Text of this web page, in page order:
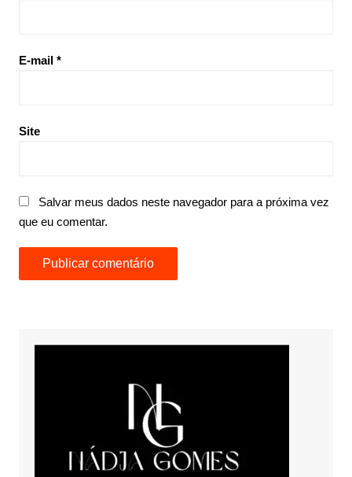
E-mail *
Site
Salvar meus dados neste navegador para a próxima vez
que eu comentar.